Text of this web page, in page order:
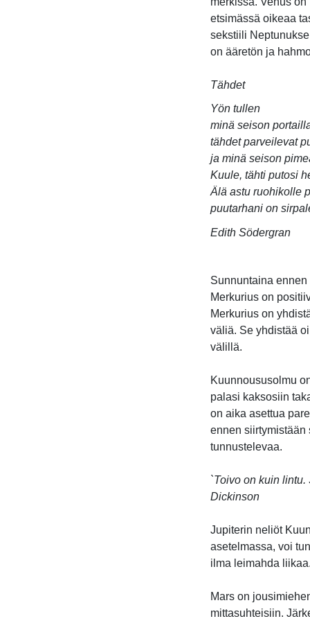
etsimässä oikeaa
sekstiili
on ääretön ja
Tähdet
Yön tullen
minä seison
tähdet parveilevat
ja minä seison
Kuule, tähti putosi
Älä astu ruohikolle
puutarhani on
Edith Södergran
Sunnuntaina
Merkurius on
Merkurius on
väliä. Se yhdistää
välillä.
Kuunnoususolmu
palasi kaksosiin
on aika asettua
ennen siirtymistään
tunnustelevaa.
`Toivo on kuin
Dickinson
Jupiterin neliöt
asetelmassa, voi
ilma leimahda
Mars on
mittasuhteisiin.